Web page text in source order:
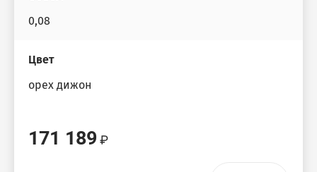
0,08
Цвет
орех дижон
171 189